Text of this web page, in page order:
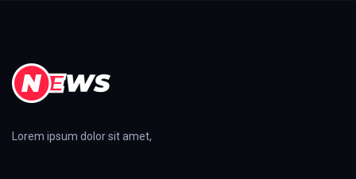
Lorem ipsum dolor sit amet,